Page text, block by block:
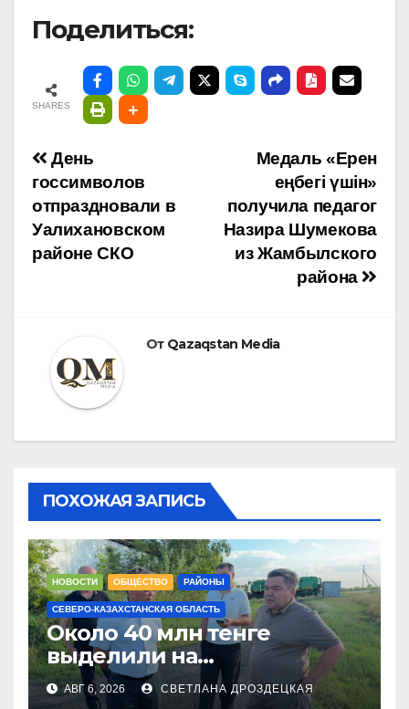
Поделиться:
SHARES
Навигация
по
записям
Медаль «Ерен
еңбегі үшін»
получила педагог
Назира Шумекова
из Жамбылского
района
День
госсимволов
отпраздновали в
Уалихановском
районе СКО
От Qazaqstan Media
ПОХОЖАЯ ЗАПИСЬ
НОВОСТИ ОБЩЕСТВО РАЙОНЫ
СЕВЕРО-КАЗАХСТАНСКАЯ ОБЛАСТЬ
Около 40 млн тенге
выделили на
модернизацию котельных
в городе Тайынше
АВГ 6, 2026 СВЕТЛАНА ДРОЗДЕЦКАЯ